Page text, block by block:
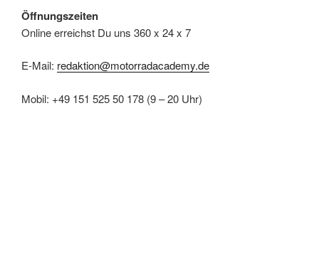
Öffnungszeiten
Online erreichst Du uns 360 x 24 x 7
E-Mail: redaktion@motorradacademy.de
Mobil: +49 151 525 50 178 (9 – 20 Uhr)